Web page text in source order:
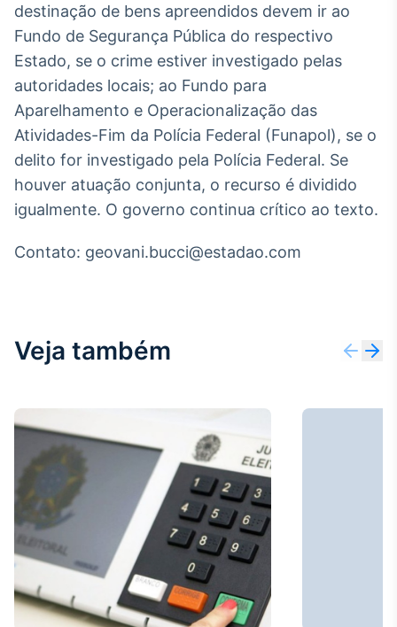
Crédito
Em breve
destinação de bens apreendidos devem ir ao
Fundo de Segurança Pública do respectivo
Estado, se o crime estiver investigado pelas
autoridades locais; ao Fundo para
Aparelhamento e Operacionalização das
Atividades-Fim da Polícia Federal (Funapol), se o
delito for investigado pela Polícia Federal. Se
houver atuação conjunta, o recurso é dividido
igualmente. O governo continua crítico ao texto.
Contato: geovani.bucci@estadao.com
Veja também